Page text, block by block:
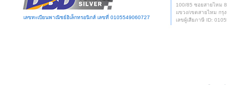
เลขทะเบียนพาณิชย์อิเล็กทรอนิกส์ เลขที่ 0105549060727
100/85 ซอยสายไหม
แขวง/เขตสายไหม กรุ
เลขผู้เสียภาษี ID: